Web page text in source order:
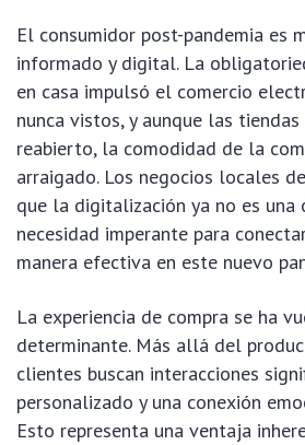
El consumidor post-pandemia es
informado y digital. La
en casa impulsó el comercio
nunca vistos, y aunque las
reabierto, la comodidad de la
arraigado. Los negocios locales
que la digitalización ya no es una
necesidad imperante para
manera efectiva en este nuevo
La experiencia de compra se ha
determinante. Más allá del
clientes buscan interacciones
personalizado y una conexión
Esto representa una ventaja